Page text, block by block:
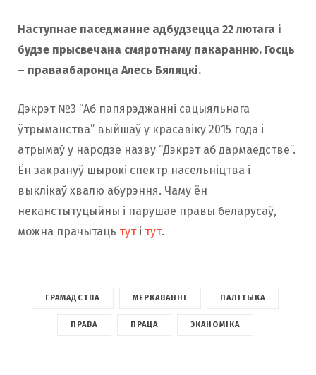
Наступнае паседжанне адбудзецца 22 лютага і
будзе прысвечана смяротнаму пакаранню. Госць
– праваабаронца Алесь Бяляцкі.
Дэкрэт №3 “Аб папярэджанні сацыяльнага
ўтрыманства” выйшаў у красавіку 2015 года і
атрымаў у народзе назву “Дэкрэт аб дармаедстве”.
Ён закрануў шырокі спектр насельніцтва і
выклікаў хвалю абурэння. Чаму ён
неканстытуцыйны і парушае правы беларусаў,
можна прачытаць туті тут.
ГРАМАДСТВА МЕРКАВАННІ ПАЛІТЫКА
ПРАВА ПРАЦА ЭКАНОМІКА